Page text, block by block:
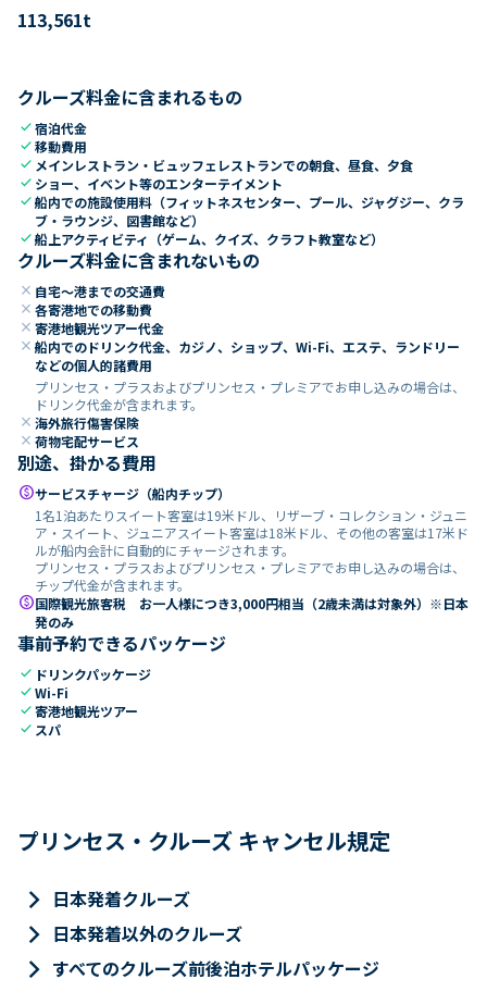
113,561t
クルーズ料金に含まれるもの
check宿泊代金
check移動費用
check メインレストラン・ビュッフェレストランでの朝食、昼食、夕食
check ショー、イベント等のエンターテイメント
check船内での施設使用料（フィットネスセンター、プール、ジャグジー、クラ
ブ・ラウンジ、図書館など）
check船上アクティビティ（ゲーム、クイズ、クラフト教室など）
クルーズ料金に含まれないもの
close 自宅～港までの交通費
close 各寄港地での移動費
close 寄港地観光ツアー代金
close 船内でのドリンク代金、カジノ、ショップ、Wi-Fi、エステ、ランドリー
などの個人的諸費用
プリンセス・プラスおよびプリンセス・プレミアでお申し込みの場合は、
ドリンク代金が含まれます。
close 海外旅行傷害保険
close 荷物宅配サービス
別途、掛かる費用
paidサービスチャージ（船内チップ）
1名1泊あたりスイート客室は19米ドル、リザーブ・コレクション・ジュニ
ア・スイート、ジュニアスイート客室は18米ドル、その他の客室は17米ド
ルが船内会計に自動的にチャージされます。
プリンセス・プラスおよびプリンセス・プレミアでお申し込みの場合は、
チップ代金が含まれます。
paid国際観光旅客税 お一人様につき3,000円相当（2歳未満は対象外）※日本
発のみ
事前予約できるパッケージ
check ドリンクパッケージ
checkWi-Fi
check寄港地観光ツアー
check スパ
プリンセス・クルーズ キャンセル規定
keyboard_arrow_right 日本発着クルーズ
keyboard_arrow_right 日本発着以外のクルーズ
keyboard_arrow_right すべてのクルーズ前後泊ホテルパッケージ